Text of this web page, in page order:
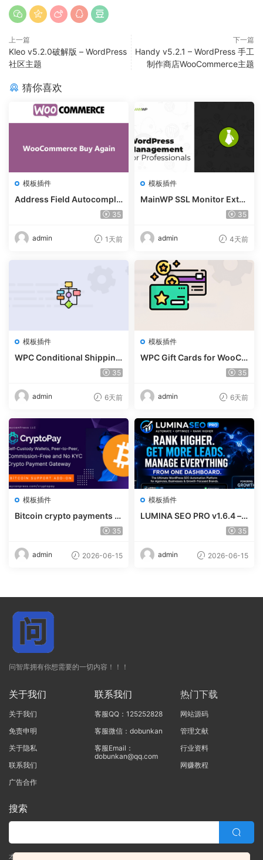
上一篇
Kleo v5.2.0破解版 – WordPress
社区主题
下一篇
Handy v5.2.1 – WordPress 手工
制作商店WooCommerce主题
猜你喜欢
模板插件
Address Field Autocomple
te For WooCommerce v1.3.
35
admin 1天前
模板插件
MainWP SSL Monitor Exte
35
admin 4天前
模板插件
WPC Conditional Shipping
& Payments (Premium) v1.
35
admin 6天前
模板插件
WPC Gift Cards for WooCo
mmerce (Premium) v1.0.235
admin 6天前
模板插件
Bitcoin crypto payments s
upport for CryptoPay v1.4.
35
admin 2026-06-15
模板插件
LUMINA SEO PRO v1.6.4 – R
ank #1 Without Writing
35
admin 2026-06-15
问智库拥有你想需要的一切内容！！！
关于我们
关于我们
免责申明
关于隐私
联系我们
广告合作
联系我们
客服QQ：125252828
客服微信：dobunkan
客服Email：
dobunkan@qq.com
热门下载
网站源码
管理文献
行业资料
网赚教程
搜索
本站的所有资源均由本站的站长及合作伙伴整理发布，80%的内容为合作伙伴